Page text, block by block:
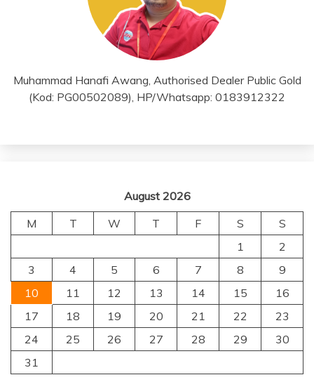
Muhammad Hanafi Awang, Authorised Dealer Public Gold
(Kod: PG00502089), HP/Whatsapp: 0183912322
August 2026
M
T W T F S
S
1
2
3
4 5 6 7 8
9
10
11 12 13 14 15
16
17
18 19 20 21 22
23
24
25 26 27 28 29
30
31